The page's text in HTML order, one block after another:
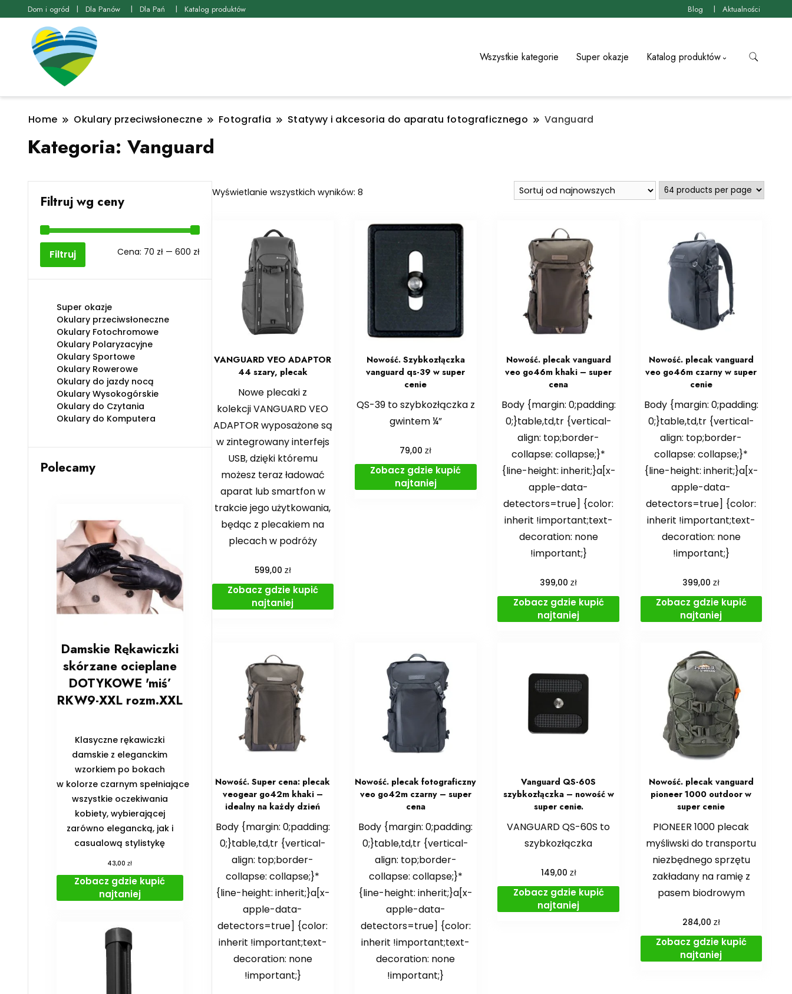
Dom i ogród Dla Panów Dla Pań Katalog produktów Blog Aktualności
Wszystkie kategorie Super okazje Katalog produktów
Home Okulary przeciwsłoneczne Fotografia Statywy i akcesoria do aparatu fotograficznego Vanguard
Kategoria: Vanguard
Wyświetlanie wszystkich wyników: 8Posortowane
najnowszych
VANGUARD VEO ADAPTOR
44 szary, plecak
Nowe plecaki z
kolekcji VANGUARD VEO
ADAPTOR wyposażone są
w zintegrowany interfejs
USB, dzięki któremu
możesz teraz ładować
aparat lub smartfon w
trakcie jego użytkowania,
będąc z plecakiem na
plecach w podróży
599,00 zł
Zobacz gdzie kupić
najtaniej
Nowość. Szybkozłączka
vanguard qs-39 w super
cenie
QS-39 to szybkozłączka z
gwintem ¼”
79,00zł
Zobacz gdzie kupić
najtaniej
Nowość. plecak vanguard
veo go46m khaki – super
cena
Body {margin: 0;padding:
0;}table,td,tr {vertical-
align: top;border-
collapse: collapse;}*
{line-height: inherit;}a[x-
apple-data-
detectors=true] {color:
inherit !important;text-
decoration: none
!important;}
399,00zł
Zobacz gdzie kupić
najtaniej
Nowość. plecak vanguard
veo go46m czarny w super
cenie
Body {margin: 0;padding:
0;}table,td,tr {vertical-
align: top;border-
collapse: collapse;}*
{line-height: inherit;}a[x-
apple-data-
detectors=true] {color:
inherit !important;text-
decoration: none
!important;}
399,00zł
Zobacz gdzie kupić
najtaniej
Nowość. Super cena: plecak
veogear go42m khaki –
idealny na każdy dzień
Body {margin: 0;padding:
0;}table,td,tr {vertical-
align: top;border-
collapse: collapse;}*
{line-height: inherit;}a[x-
apple-data-
detectors=true] {color:
inherit !important;text-
decoration: none
!important;}
Nowość. plecak fotograficzny
veo go42m czarny – super
cena
Body {margin: 0;padding:
0;}table,td,tr {vertical-
align: top;border-
collapse: collapse;}*
{line-height: inherit;}a[x-
apple-data-
detectors=true] {color:
inherit !important;text-
decoration: none
!important;}
Vanguard QS-60S
szybkozłączka – nowość w
super cenie.
VANGUARD QS-60S to
szybkozłączka
149,00 zł
Zobacz gdzie kupić
najtaniej
Nowość. plecak vanguard
pioneer 1000 outdoor w
super cenie
PIONEER 1000 plecak
myśliwski do transportu
niezbędnego sprzętu
zakładany na ramię z
pasem biodrowym
284,00 zł
Zobacz gdzie kupić
najtaniej
Filtruj wg ceny
Cena
Cena
Filtruj Cena: 70 zł— 600 zł
Super okazje
Okulary przeciwsłoneczne
Okulary Fotochromowe
Okulary Polaryzacyjne
Okulary Sportowe
Okulary Rowerowe
Okulary do jazdy nocą
Okulary Wysokogórskie
Okulary do Czytania
Okulary do Komputera
Polecamy
Damskie Rękawiczki
skórzane ocieplane
DOTYKOWE 'miś’
RKW9-XXL rozm.XXL
Klasyczne rękawiczki
damskie z eleganckim
wzorkiem po bokach
w kolorze czarnym spełniające
wszystkie oczekiwania
kobiety, wybierającej
zarówno elegancką, jak i
casualową stylistykę
43,00zł
Zobacz gdzie kupić
najtaniej